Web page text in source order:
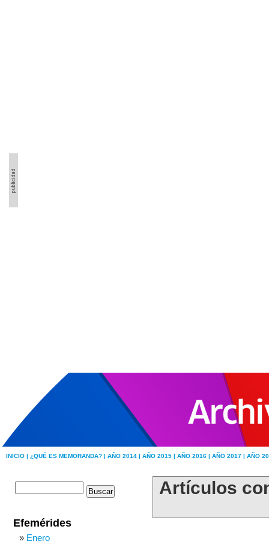
INICIO | ¿QUÉ ES MEMORANDA? | AÑO 2014 | AÑO 2015 | AÑO 2016 | AÑO 2017 | AÑO
Artículos
Efemérides
Enero